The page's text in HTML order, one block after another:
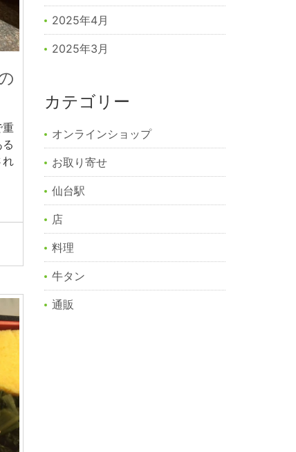
重
れ
2025年4月
2025年3月
カテゴリー
オンラインショップ
お取り寄せ
仙台駅
店
料理
牛タン
通販